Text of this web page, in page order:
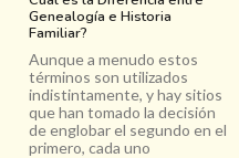
Genealogía e Historia
Familiar?
Aunque a menudo estos
términos son utilizados
indistintamente, y hay sitios
que han tomado la decisión
de englobar el segundo en el
primero, cada uno